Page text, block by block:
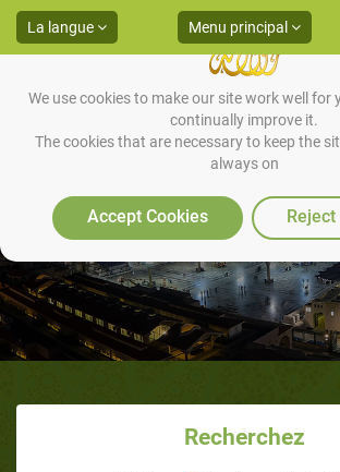
We use cookies to make our site work well for
continually improve it.
The cookies that are necessary to keep the
always on
Accept Cookies Reject
La langue Menu principal
Etapes du défi lancé
Recherchez